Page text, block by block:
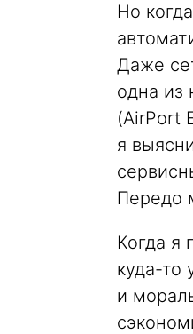
Но
Даже
одна из
(AirPort
я
Передо
Когда я
куда-то
и